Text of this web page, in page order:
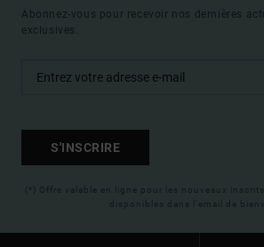
Abonnez-vous pour recevoir nos dernières
exclusives.
S'INSCRIRE
(*) Offre valable en ligne pour les nouveaux
disponibles dans l'email de